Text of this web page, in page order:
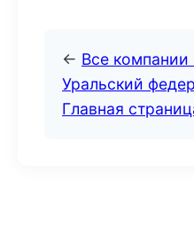
← Все компании
Уральский
Главная